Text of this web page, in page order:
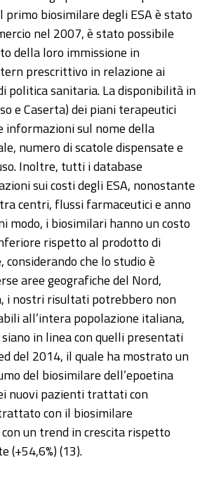
primo biosimilare degli ESA è stato
nel 2007, è stato possibile
della loro immissione in
prescrittivo in relazione ai
politica sanitaria. La disponibilità in
e Caserta) dei piani terapeutici
sul nome della
numero di scatole dispensate e
Inoltre, tutti i database
sui costi degli ESA, nonostante
centri, flussi farmaceutici e anno
modo, i biosimilari hanno un costo
rispetto al prodotto di
che lo studio è
aree geografiche del Nord,
i nostri risultati potrebbero non
all’intera popolazione italiana,
in linea con quelli presentati
del 2014, il quale ha mostrato un
del biosimilare dell’epoetina
nuovi pazienti trattati con
con il biosimilare
un trend in crescita rispetto
(+54,6%) (13).